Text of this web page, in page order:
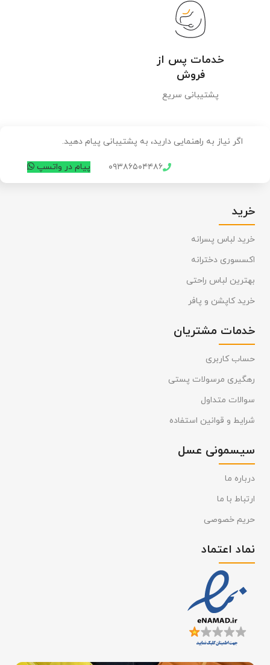
خدمات پس از
فروش
پشتیبانی سریع
اگر نیاز به راهنمایی دارید، به پشتیبانی پیام دهید.
۰۹۳۸۶۵۰۴۴۸۶ پیام در واتسپ
خرید
خرید لباس پسرانه
اکسسوری دخترانه
بهترین لباس راحتی
خرید کاپشن و پافر
خدمات مشتریان
حساب کاربری
رهگیری مرسولات پستی
سوالات متداول
شرایط و قوانین استفاده
سیسمونی عسل
درباره ما
ارتباط با ما
حریم خصوصی
نماد اعتماد